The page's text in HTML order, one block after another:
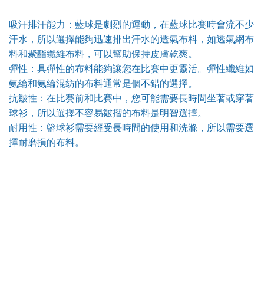
吸汗排汗能力：藍球是劇烈的運動，在藍球比賽時會流不少
汗水，所以選擇能夠迅速排出汗水的透氣布料，如透氣網布
料和聚酯纖維布料，可以幫助保持皮膚乾爽。
彈性：具彈性的布料能夠讓您在比賽中更靈活。彈性纖維如
氨綸和氨綸混紡的布料通常是個不錯的選擇。
抗皺性：在比賽前和比賽中，您可能需要長時間坐著或穿著
球衫，所以選擇不容易皺摺的布料是明智選擇。
耐用性：籃球衫需要經受長時間的使用和洗滌，所以需要選
擇耐磨損的布料。